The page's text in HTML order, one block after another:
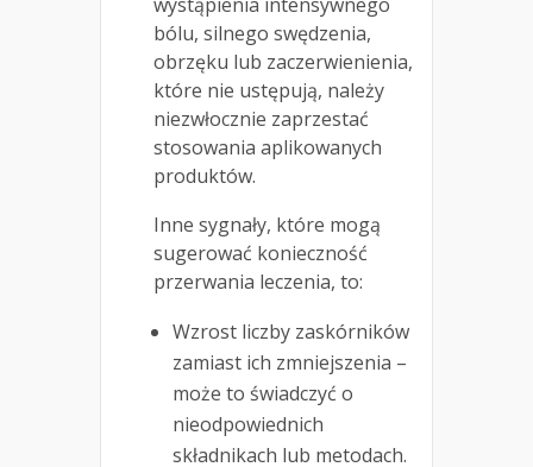
bólu, silnego swędzenia,
obrzęku lub zaczerwienienia,
które nie ustępują, należy
niezwłocznie zaprzestać
stosowania aplikowanych
produktów.
Inne sygnały, które mogą
sugerować konieczność
przerwania leczenia, to:
Wzrost liczby zaskórników
zamiast ich zmniejszenia –
może to świadczyć o
nieodpowiednich
składnikach lub metodach.